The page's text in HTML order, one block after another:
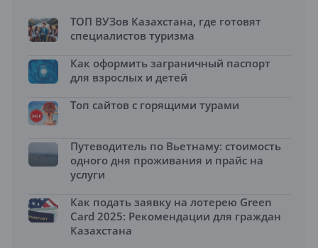
ТОП ВУЗов Казахстана, где готовят
специалистов туризма
Как оформить заграничный паспорт
для взрослых и детей
Топ сайтов с горящими турами
Путеводитель по Вьетнаму: стоимость
одного дня проживания и прайс на
услуги
Как подать заявку на лотерею Green
Card 2025: Рекомендации для граждан
Казахстана